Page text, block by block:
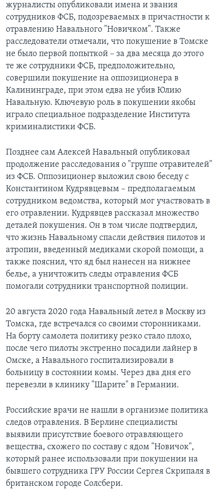
журналисты опубликовали имена и звания
сотрудников ФСБ, подозреваемых в причастности к
отравлению Навального "Новичком". Также
расследователи отмечали, что покушение в Томске
не было первой попыткой – за два месяца до этого
те же сотрудники ФСБ, предположительно,
совершили покушение на оппозиционера в
Калининграде, при этом едва не убив Юлию
Навальную. Ключевую роль в покушении якобы
играло специальное подразделение Института
криминалистики ФСБ.
Позднее сам Алексей Навальный опубликовал
продолжение расследования о "группе отравителей"
из ФСБ. Оппозиционер выложил свою беседу с
Константином Кудрявцевым – предполагаемым
сотрудником ведомства, который мог участвовать в
его отравлении. Кудрявцев рассказал множество
деталей покушения. Он в том числе подтвердил,
что жизнь Навальному спасли действия пилотов и
атропин, введенный медиками скорой помощи, а
также пояснил, что яд был нанесен на нижнее
белье, а уничтожить следы отравления ФСБ
помогали сотрудники транспортной полиции.
20 августа 2020 года Навальный летел в Москву из
Томска, где встречался со своими сторонниками.
На борту самолета политику резко стало плохо,
после чего пилоты экстренно посадили лайнер в
Омске, а Навального госпитализировали в
больницу в состоянии комы. Через два дня его
перевезли в клинику "Шарите" в Германии.
Российские врачи не нашли в организме политика
следов отравления. В Берлине специалисты
выявили присутствие боевого отравляющего
вещества, схожего по составу с ядом "Новичок",
который ранее использовали при покушении на
бывшего сотрудника ГРУ России Сергея Скрипаля в
британском городе Солсбери.